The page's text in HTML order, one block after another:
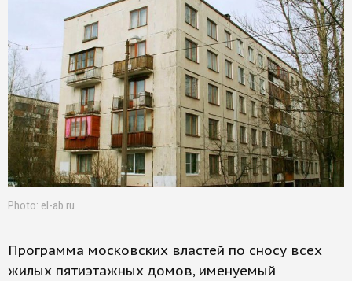
Photo: el-ab.ru
Программа московских властей по сносу всех
жилых пятиэтажных домов, именуемый